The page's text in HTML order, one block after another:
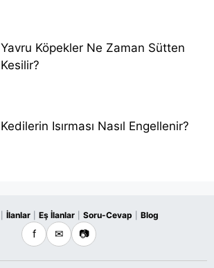
Yavru Köpekler Ne Zaman Sütten
Kesilir?
Kedilerin Isırması Nasıl Engellenir?
İlanlar Eş İlanlar Soru-Cevap Blog
f ✉ 📷